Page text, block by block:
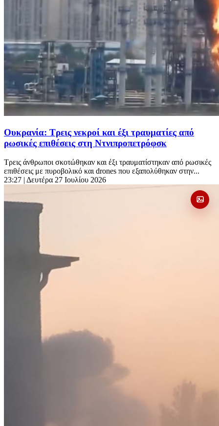
Ουκρανία: Τρεις νεκροί και έξι τραυματίες από
ρωσικές επιθέσεις στη Ντνιπροπετρόφσκ
Τρεις άνθρωποι σκοτώθηκαν και έξι τραυματίστηκαν από ρωσικές
επιθέσεις με πυροβολικό και drones που εξαπολύθηκαν στην...
23:27 | Δευτέρα 27 Ιουλίου 2026